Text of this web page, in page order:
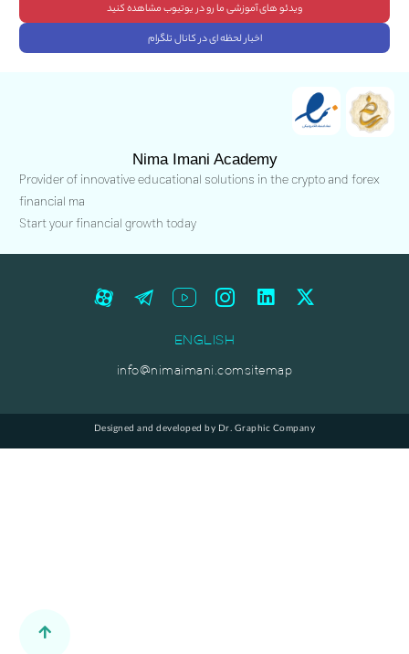
ویدئو های آموزشی ما رو در یوتیوب مشاهده کنید
اخبار لحظه ای در کانال تلگرام
Nima Imani Academy
Provider of innovative educational solutions in the crypto and forex
financial ma
Start your financial growth today
ENGLISH
sitemap
info@nimaimani.com
Designed and developed by Dr. Graphic Company